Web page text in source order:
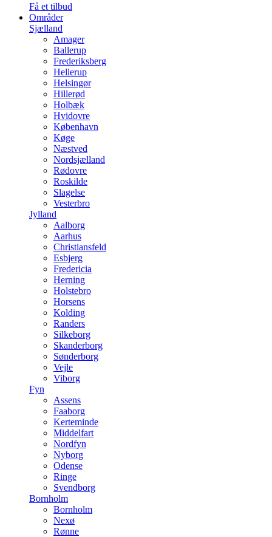
Få et tilbud
Områder
Sjælland
Amager
Ballerup
Frederiksberg
Hellerup
Helsingør
Hillerød
Holbæk
Hvidovre
København
Køge
Næstved
Nordsjælland
Rødovre
Roskilde
Slagelse
Vesterbro
Jylland
Aalborg
Aarhus
Christiansfeld
Esbjerg
Fredericia
Herning
Holstebro
Horsens
Kolding
Randers
Silkeborg
Skanderborg
Sønderborg
Vejle
Viborg
Fyn
Assens
Faaborg
Kerteminde
Middelfart
Nordfyn
Nyborg
Odense
Ringe
Svendborg
Bornholm
Bornholm
Nexø
Rønne